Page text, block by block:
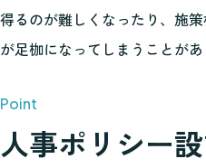
得るのが難しくなったり、施
が足枷になってしまうことがあ
人事ポリシー